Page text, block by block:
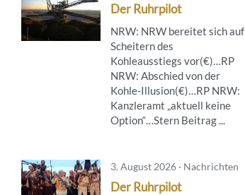
Der Ruhrpilot
NRW: NRW bereitet sich auf
Scheitern des
Kohleausstiegs vor(€)…RP
NRW: Abschied von der
Kohle-Illusion(€)…RP NRW:
Kanzleramt „aktuell keine
Option“…Stern Beitrag ...
3. August 2026 · Nachrichten
Der Ruhrpilot